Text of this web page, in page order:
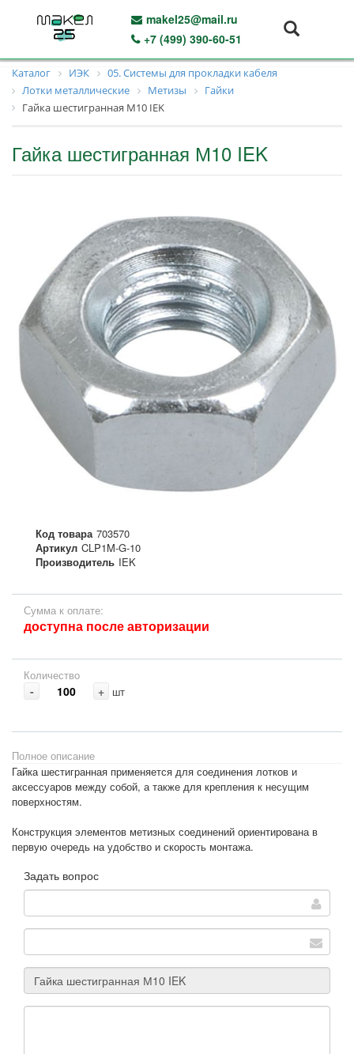
makel25@mail.ru
+7 (499) 390-60-51
Каталог ИЭК
05. Системы для прокладки кабеля
Лотки металлические
Метизы
Гайки
Гайка шестигранная М10 IEK
Гайка шестигранная М10 IEK
Код товара 703570
Артикул CLP1M-G-10
Производитель IEK
Сумма к оплате:
доступна после авторизации
Количество
- + шт
Полное описание
Гайка шестигранная применяется для соединения лотков и
аксессуаров между собой, а также для крепления к несущим
поверхностям.
Конструкция элементов метизных соединений ориентирована в
первую очередь на удобство и скорость монтажа.
Задать вопрос